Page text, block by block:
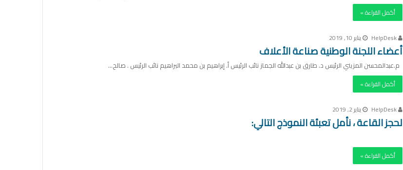
أكمل القراءة »
يناير 10, 2019
أعضاء اللجنة الوطنية صناعة الأعلاف
م.عبدالمحسن المزيني الرئيس د. طارق بن عبدالله الجماز نائب الرئيس أ. إبراهيم بن محمد البراهيم نائب الرئيس . صالح…
أكمل القراءة »
يناير 2, 2019
لحجز القاعة ، نأمل تعبئة النموذج التالي:
أكمل القراءة »